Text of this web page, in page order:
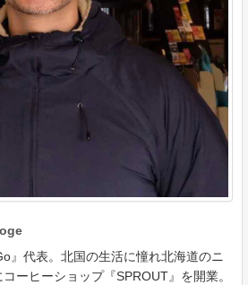
』代表。北国の生活に憧れ北海道のニ
ーヒーショップ『SPROUT』を開業。